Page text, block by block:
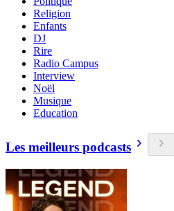
Religion
Enfants
DJ
Rire
Radio Campus
Interview
Noël
Musique
Education
Les meilleurs podcasts